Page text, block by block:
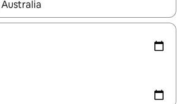
beschikbaar zijn, maak je een keuze